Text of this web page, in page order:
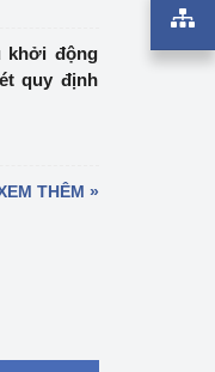
khởi động
quy định
THÊM »